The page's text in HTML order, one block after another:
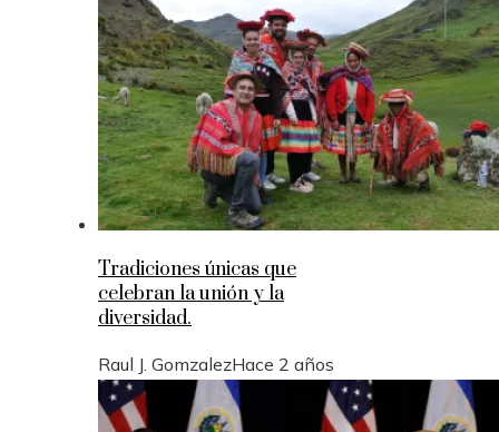
Tradiciones únicas que
celebran la unión y la
diversidad.
Raul J. GomzalezHace 2 años